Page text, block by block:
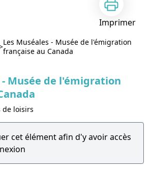
Imprimer
Les Muséales - Musée de l'émigration
française au Canada
- Musée de l'émigration
de loisirs
cet élément afin d'y avoir accès